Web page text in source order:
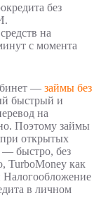
без
на
с момента
— займы без
быстрый и
на
Поэтому займы
открытых
— быстро, без
TurboMoney как
Налогообложение
в личном